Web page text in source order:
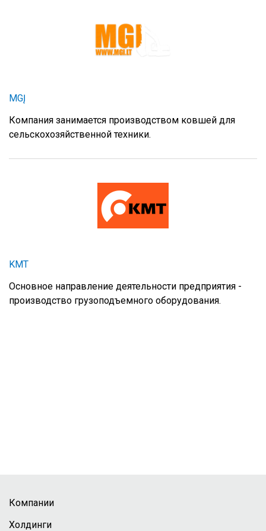
MGĮ
Компания занимается производством ковшей для
сельскохозяйственной техники.
KMT
Основное направление деятельности предприятия -
производство грузоподъемного оборудования.
Компании
Холдинги